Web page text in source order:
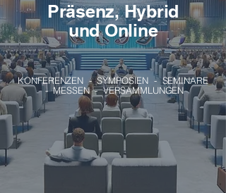
Präsenz, Hybrid
und Online
KONFERENZEN - SYMPOSIEN - SEMINARE
- MESSEN - VERSAMMLUNGEN